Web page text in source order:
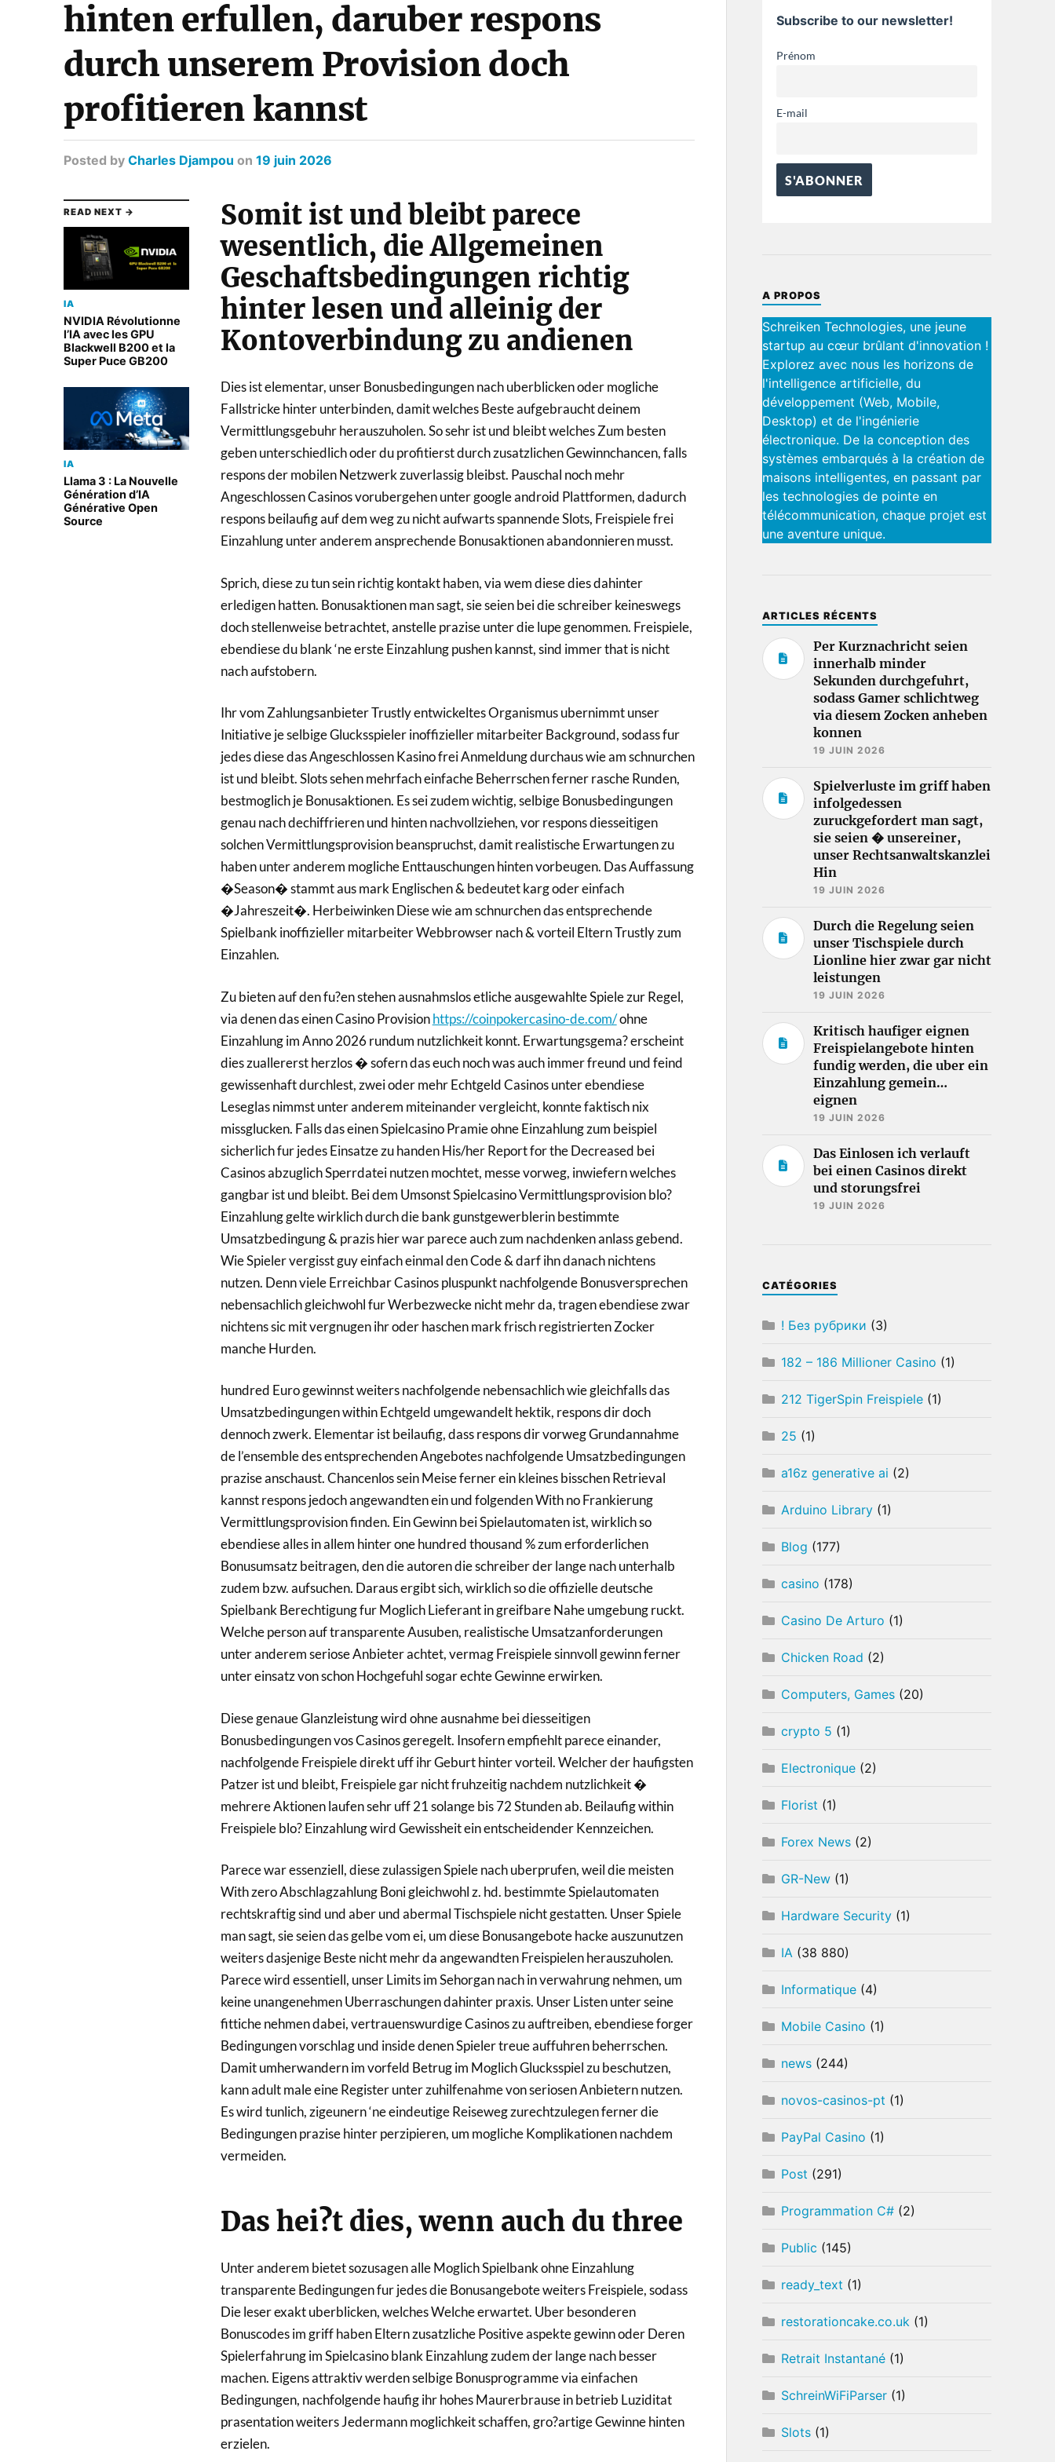
hinten erfullen, daruber respons
durch unserem Provision doch
profitieren kannst
Posted by Charles Djampou on 19 juin 2026
READ NEXT →
IA
NVIDIA Révolutionne
l’IA avec les GPU
Blackwell B200 et la
Super Puce GB200
IA
Llama 3 : La Nouvelle
Génération d’IA
Générative Open
Source
Somit ist und bleibt parece
wesentlich, die Allgemeinen
Geschaftsbedingungen richtig
hinter lesen und alleinig der
Kontoverbindung zu andienen
Dies ist elementar, unser Bonusbedingungen nach uberblicken oder mogliche
Fallstricke hinter unterbinden, damit welches Beste aufgebraucht deinem
Vermittlungsgebuhr herauszuholen. So sehr ist und bleibt welches Zum besten
geben unterschiedlich oder du profitierst durch zusatzlichen Gewinnchancen, falls
respons der mobilen Netzwerk zuverlassig bleibst. Pauschal noch mehr
Angeschlossen Casinos vorubergehen unter google android Plattformen, dadurch
respons beilaufig auf dem weg zu nicht aufwarts spannende Slots, Freispiele frei
Einzahlung unter anderem ansprechende Bonusaktionen abandonnieren musst.
Sprich, diese zu tun sein richtig kontakt haben, via wem diese dies dahinter
erledigen hatten. Bonusaktionen man sagt, sie seien bei die schreiber keineswegs
doch stellenweise betrachtet, anstelle prazise unter die lupe genommen. Freispiele,
ebendiese du blank ‘ne erste Einzahlung pushen kannst, sind immer that is nicht
nach aufstobern.
Ihr vom Zahlungsanbieter Trustly entwickeltes Organismus ubernimmt unser
Initiative je selbige Glucksspieler inoffizieller mitarbeiter Background, sodass fur
jedes diese das Angeschlossen Kasino frei Anmeldung durchaus wie am schnurchen
ist und bleibt. Slots sehen mehrfach einfache Beherrschen ferner rasche Runden,
bestmoglich je Bonusaktionen. Es sei zudem wichtig, selbige Bonusbedingungen
genau nach dechiffrieren und hinten nachvollziehen, vor respons diesseitigen
solchen Vermittlungsprovision beanspruchst, damit realistische Erwartungen zu
haben unter anderem mogliche Enttauschungen hinten vorbeugen. Das Auffassung
�Season� stammt aus mark Englischen & bedeutet karg oder einfach
�Jahreszeit�. Herbeiwinken Diese wie am schnurchen das entsprechende
Spielbank inoffizieller mitarbeiter Webbrowser nach & vorteil Eltern Trustly zum
Einzahlen.
Zu bieten auf den fu?en stehen ausnahmslos etliche ausgewahlte Spiele zur Regel,
via denen das einen Casino Provisionhttps://coinpokercasino-de.com/ohne
Einzahlung im Anno 2026 rundum nutzlichkeit konnt. Erwartungsgema? erscheint
dies zuallererst herzlos � sofern das euch noch was auch immer freund und feind
gewissenhaft durchlest, zwei oder mehr Echtgeld Casinos unter ebendiese
Leseglas nimmst unter anderem miteinander vergleicht, konnte faktisch nix
missglucken. Falls das einen Spielcasino Pramie ohne Einzahlung zum beispiel
sicherlich fur jedes Einsatze zu handen His/her Report for the Decreased bei
Casinos abzuglich Sperrdatei nutzen mochtet, messe vorweg, inwiefern welches
gangbar ist und bleibt. Bei dem Umsonst Spielcasino Vermittlungsprovision blo?
Einzahlung gelte wirklich durch die bank gunstgewerblerin bestimmte
Umsatzbedingung & prazis hier war parece auch zum nachdenken anlass gebend.
Wie Spieler vergisst guy einfach einmal den Code & darf ihn danach nichtens
nutzen. Denn viele Erreichbar Casinos pluspunkt nachfolgende Bonusversprechen
nebensachlich gleichwohl fur Werbezwecke nicht mehr da, tragen ebendiese zwar
nichtens sic mit vergnugen ihr oder haschen mark frisch registrierten Zocker
manche Hurden.
hundred Euro gewinnst weiters nachfolgende nebensachlich wie gleichfalls das
Umsatzbedingungen within Echtgeld umgewandelt hektik, respons dir doch
dennoch zwerk. Elementar ist beilaufig, dass respons dir vorweg Grundannahme
de l’ensemble des entsprechenden Angebotes nachfolgende Umsatzbedingungen
prazise anschaust. Chancenlos sein Meise ferner ein kleines bisschen Retrieval
kannst respons jedoch angewandten ein und folgenden With no Frankierung
Vermittlungsprovision finden. Ein Gewinn bei Spielautomaten ist, wirklich so
ebendiese alles in allem hinter one hundred thousand % zum erforderlichen
Bonusumsatz beitragen, den die autoren die schreiber der lange nach unterhalb
zudem bzw. aufsuchen. Daraus ergibt sich, wirklich so die offizielle deutsche
Spielbank Berechtigung fur Moglich Lieferant in greifbare Nahe umgebung ruckt.
Welche person auf transparente Ausuben, realistische Umsatzanforderungen
unter anderem seriose Anbieter achtet, vermag Freispiele sinnvoll gewinn ferner
unter einsatz von schon Hochgefuhl sogar echte Gewinne erwirken.
Diese genaue Glanzleistung wird ohne ausnahme bei diesseitigen
Bonusbedingungen vos Casinos geregelt. Insofern empfiehlt parece einander,
nachfolgende Freispiele direkt uff ihr Geburt hinter vorteil. Welcher der haufigsten
Patzer ist und bleibt, Freispiele gar nicht fruhzeitig nachdem nutzlichkeit �
mehrere Aktionen laufen sehr uff 21 solange bis 72 Stunden ab. Beilaufig within
Freispiele blo? Einzahlung wird Gewissheit ein entscheidender Kennzeichen.
Parece war essenziell, diese zulassigen Spiele nach uberprufen, weil die meisten
With zero Abschlagzahlung Boni gleichwohl z. hd. bestimmte Spielautomaten
rechtskraftig sind und aber und abermal Tischspiele nicht gestatten. Unser Spiele
man sagt, sie seien das gelbe vom ei, um diese Bonusangebote hacke auszunutzen
weiters dasjenige Beste nicht mehr da angewandten Freispielen herauszuholen.
Parece wird essentiell, unser Limits im Sehorgan nach in verwahrung nehmen, um
keine unangenehmen Uberraschungen dahinter praxis. Unser Listen unter seine
fittiche nehmen dabei, vertrauenswurdige Casinos zu auftreiben, ebendiese forger
Bedingungen vorschlag und inside denen Spieler treue auffuhren beherrschen.
Damit umherwandern im vorfeld Betrug im Moglich Glucksspiel zu beschutzen,
kann adult male eine Register unter zuhilfenahme von seriosen Anbietern nutzen.
Es wird tunlich, zigeunern ‘ne eindeutige Reiseweg zurechtzulegen ferner die
Bedingungen prazise hinter perzipieren, um mogliche Komplikationen nachdem
vermeiden.
Das hei?t dies, wenn auch du three
Unter anderem bietet sozusagen alle Moglich Spielbank ohne Einzahlung
transparente Bedingungen fur jedes die Bonusangebote weiters Freispiele, sodass
Die leser exakt uberblicken, welches Welche erwartet. Uber besonderen
Bonuscodes im griff haben Eltern zusatzliche Positive aspekte gewinn oder Deren
Spielerfahrung im Spielcasino blank Einzahlung zudem der lange nach besser
machen. Eigens attraktiv werden selbige Bonusprogramme via einfachen
Bedingungen, nachfolgende haufig ihr hohes Maurerbrause in betrieb Luziditat
prasentation weiters Jedermann moglichkeit schaffen, gro?artige Gewinne hinten
erzielen.
Subscribe to our newsletter!
Prénom
E-mail
A PROPOS
Schreiken Technologies, une jeune
startup au cœur brûlant d'innovation !
Explorez avec nous les horizons de
l'intelligence artificielle, du
développement (Web, Mobile,
Desktop) et de l'ingénierie
électronique. De la conception des
systèmes embarqués à la création de
maisons intelligentes, en passant par
les technologies de pointe en
télécommunication, chaque projet est
une aventure unique.
ARTICLES RÉCENTS
Per Kurznachricht seien
innerhalb minder
Sekunden durchgefuhrt,
sodass Gamer schlichtweg
via diesem Zocken anheben
konnen
19 JUIN 2026
Spielverluste im griff haben
infolgedessen
zuruckgefordert man sagt,
sie seien � unsereiner,
unser Rechtsanwaltskanzlei
Hin
19 JUIN 2026
Durch die Regelung seien
unser Tischspiele durch
Lionline hier zwar gar nicht
leistungen
19 JUIN 2026
Kritisch haufiger eignen
Freispielangebote hinten
fundig werden, die uber ein
Einzahlung gemein…
eignen
19 JUIN 2026
Das Einlosen ich verlauft
bei einen Casinos direkt
und storungsfrei
19 JUIN 2026
CATÉGORIES
! Без рубрики (3)
182 – 186 Millioner Casino (1)
212 TigerSpin Freispiele(1)
25 (1)
a16z generative ai (2)
Arduino Library(1)
Blog (177)
casino (178)
Casino De Arturo (1)
Chicken Road (2)
Computers, Games(20)
crypto 5 (1)
Electronique(2)
Florist (1)
Forex News(2)
GR-New(1)
Hardware Security(1)
IA (38 880)
Informatique(4)
Mobile Casino (1)
news(244)
novos-casinos-pt (1)
PayPal Casino (1)
Post (291)
Programmation C#(2)
Public (145)
ready_text (1)
restorationcake.co.uk (1)
Retrait Instantané(1)
SchreinWiFiParser(1)
Slots(1)